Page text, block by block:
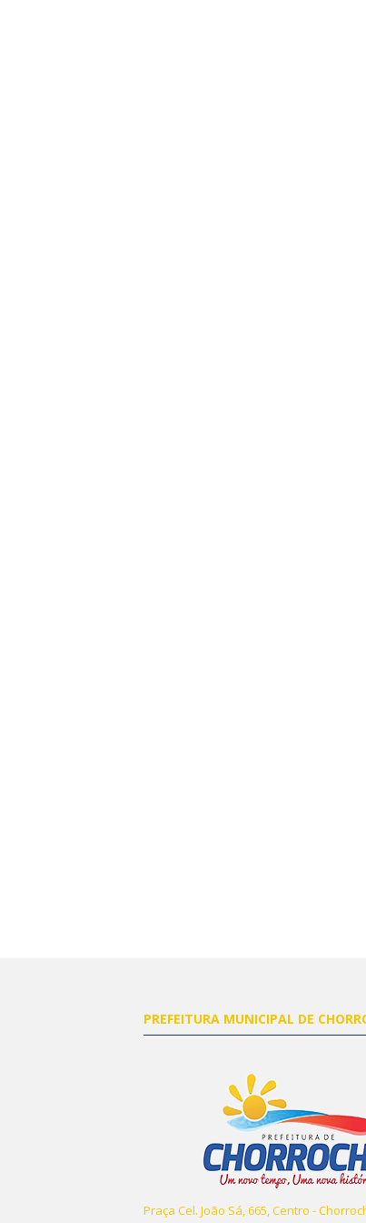
PREFEITURA MUNICIPAL DE
Praça Cel. João Sá, 665, Centro -